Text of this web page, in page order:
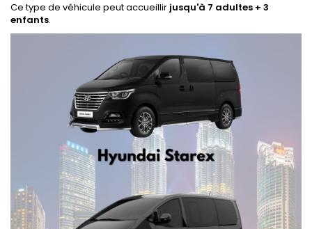
Ce type de véhicule peut accueillir jusqu'à 7 adultes + 3
enfants.